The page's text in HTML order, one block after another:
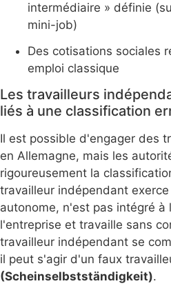
intermédiaire » définie
mini-job)
Des cotisations sociales
emploi classique
Les travailleurs
liés à une classification
Il est possible d'engager des
en Allemagne, mais les
rigoureusement la
travailleur indépendant
autonome, n'est pas intégré à
l'entreprise et travaille sans
travailleur indépendant se
il peut s'agir d'un faux
(Scheinselbstständigkeit).